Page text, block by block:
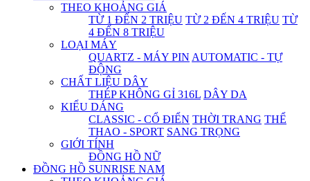
THEO KHOẢNG GIÁ
TỪ 1 ĐẾN 2 TRIỆU TỪ 2 ĐẾN 4 TRIỆU TỪ
4 ĐẾN 8 TRIỆU
LOẠI MÁY
QUARTZ - MÁY PIN AUTOMATIC - TỰ
ĐỘNG
CHẤT LIỆU DÂY
THÉP KHÔNG GỈ 316L DÂY DA
KIỂU DÁNG
CLASSIC - CỔ ĐIỂN THỜI TRANG THỂ
THAO - SPORT SANG TRỌNG
GIỚI TÍNH
ĐỒNG HỒ NỮ
ĐỒNG HỒ SUNRISE NAM